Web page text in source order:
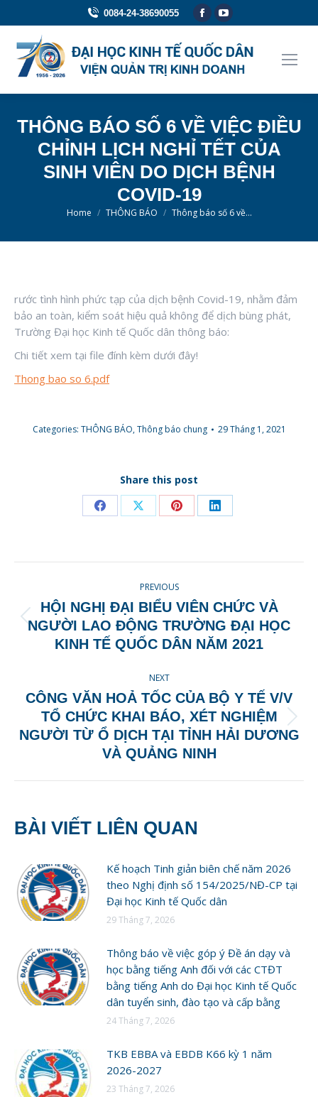
0084-24-38690055
Facebook
opens
in
YouTube
opens
in
THÔNG BÁO SỐ 6 VỀ VIỆC ĐIỀU
CHỈNH LỊCH NGHỈ TẾT CỦA
SINH VIÊN DO DỊCH BỆNH
COVID-19
You are here:
Home THÔNG BÁO Thông báo số 6 về…
rước tình hình phức tạp của dịch bệnh Covid-19, nhằm đảm
bảo an toàn, kiểm soát hiệu quả không để dịch bùng phát,
Trường Đại học Kinh tế Quốc dân thông báo:
Chi tiết xem tại file đính kèm dưới đây!
Thong bao so 6.pdf
Categories: THÔNG BÁO,Thông báo chung 29 Tháng 1, 2021
Share this post
Share Share Share Share
NAVIGATION
PREVIOUS
Previous
post:
HỘI NGHỊ ĐẠI BIỂU VIÊN CHỨC VÀ
NGƯỜI LAO ĐỘNG TRƯỜNG ĐẠI HỌC
KINH TẾ QUỐC DÂN NĂM 2021
NEXT
Next
post:
CÔNG VĂN HOẢ TỐC CỦA BỘ Y TẾ V/V
TỔ CHỨC KHAI BÁO, XÉT NGHIỆM
NGƯỜI TỪ Ổ DỊCH TẠI TỈNH HẢI DƯƠNG
VÀ QUẢNG NINH
BÀI VIẾT LIÊN QUAN
Kế hoạch Tinh giản biên chế năm 2026
theo Nghị định số 154/2025/NĐ-CP tại
Đại học Kinh tế Quốc dân
29 Tháng 7, 2026
Thông báo về việc góp ý Đề án dạy và
học bằng tiếng Anh đối với các CTĐT
bằng tiếng Anh do Đại học Kinh tế Quốc
dân tuyển sinh, đào tạo và cấp bằng
24 Tháng 7, 2026
TKB EBBA và EBDB K66 kỳ 1 năm
2026-2027
23 Tháng 7, 2026